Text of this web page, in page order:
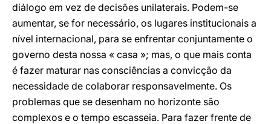
diálogo em vez de decisões unilaterais. Podem-se
aumentar, se for necessário, os lugares institucionais a
nível internacional, para se enfrentar conjuntamente o
governo desta nossa « casa »; mas, o que mais conta
é fazer maturar nas consciências a convicção da
necessidade de colaborar responsavelmente. Os
problemas que se desenham no horizonte são
complexos e o tempo escasseia. Para fazer frente de